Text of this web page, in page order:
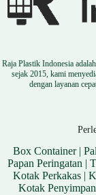
Raja Plastik Indonesia
sejak 2015, kami
dengan layanan
Box Container|
Papan Peringatan |
Kotak Perkakas|
Kotak